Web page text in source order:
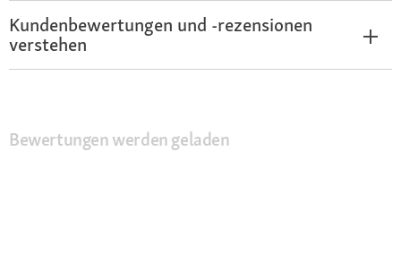
Kundenbewertungen und -rezensionen
verstehen
Bewertungen werden geladen